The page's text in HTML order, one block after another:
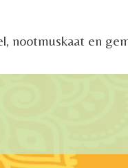
nootmuskaat en